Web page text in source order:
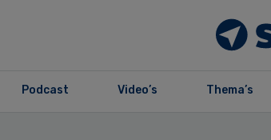
Podcast Video’s Thema’s